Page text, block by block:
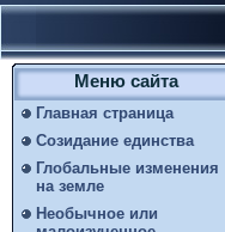
Меню сайта
Главная страница
Созидание единства
Глобальные изменения
на земле
Необычное или